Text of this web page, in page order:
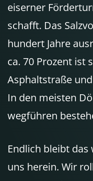
eiserner
schafft. Das
hundert Jahre
ca. 70 Prozent ist
Asphaltstraße
In den meisten
wegführen
Endlich bleibt
uns herein. Wir